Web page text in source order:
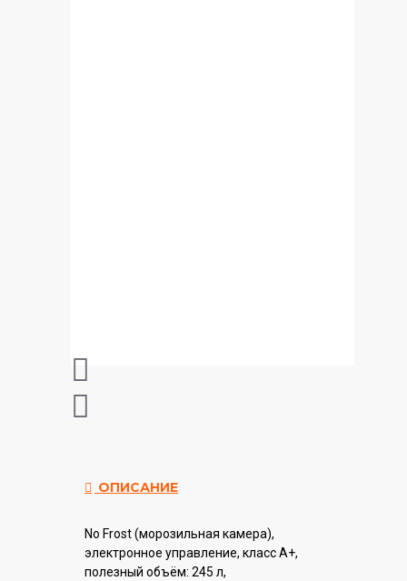
ОПИСАНИЕ
No Frost (морозильная камера),
электронное управление, класс A+,
полезный объём: 245 л,